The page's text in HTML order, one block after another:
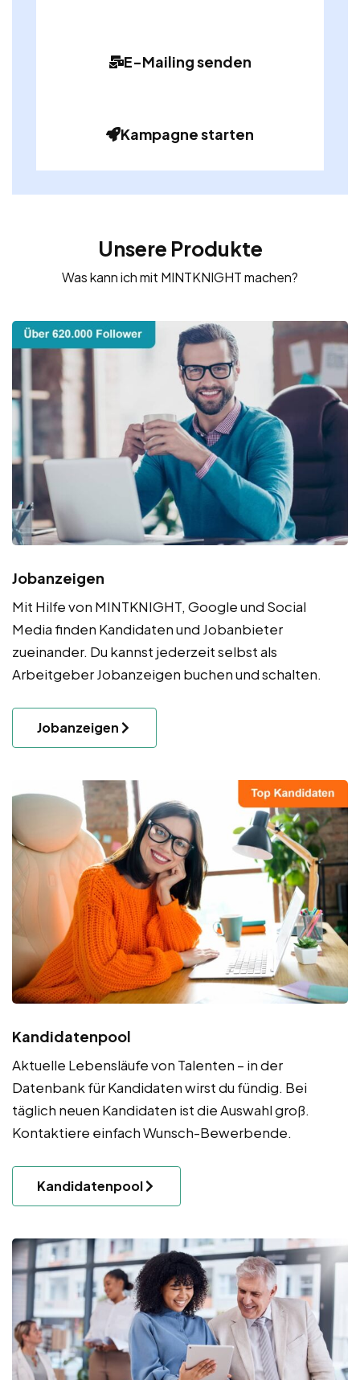
E-Mailing senden
Kampagne starten
Unsere Produkte
Was kann ich mit MINTKNIGHT machen?
Jobanzeigen
Mit Hilfe von MINTKNIGHT, Google und Social
Media finden Kandidaten und Jobanbieter
zueinander. Du kannst jederzeit selbst als
Arbeitgeber Jobanzeigen buchen und schalten.
Jobanzeigen
Kandidatenpool
Aktuelle Lebensläufe von Talenten – in der
Datenbank für Kandidaten wirst du fündig. Bei
täglich neuen Kandidaten ist die Auswahl groß.
Kontaktiere einfach Wunsch-Bewerbende.
Kandidatenpool